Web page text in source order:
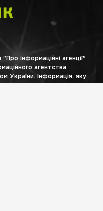
інформаційні агенції"
агентства
України. Інформація, яку